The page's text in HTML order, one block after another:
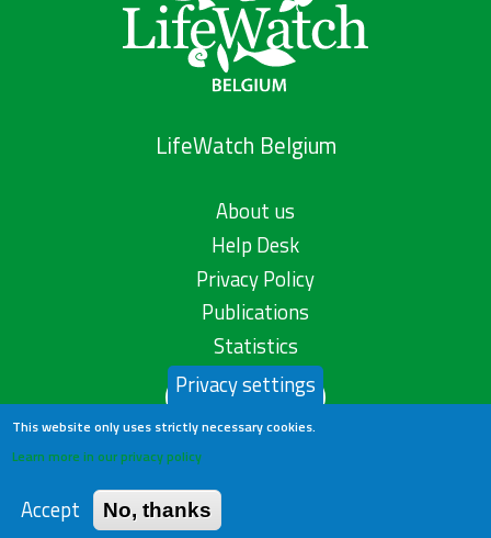
LifeWatch Belgium
About us
Help Desk
Privacy Policy
Publications
Statistics
Contact us
Privacy settings
This website only uses strictly necessary cookies.
Learn more in our privacy policy
Accept No, thanks